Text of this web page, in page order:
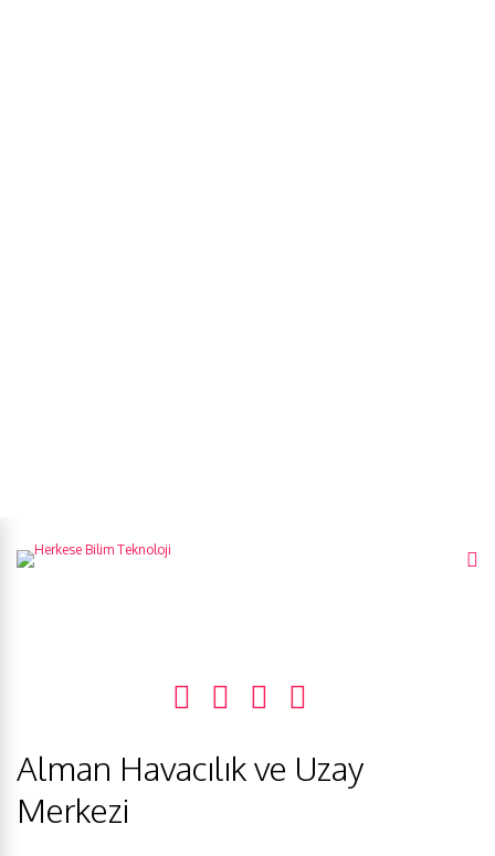
Alman Havacılık ve Uzay
Merkezi